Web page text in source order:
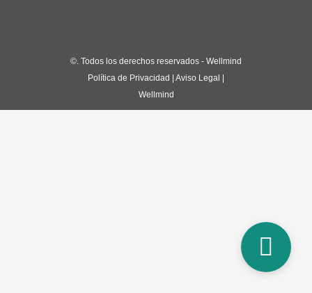
©. Todos los derechos reservados - Wellmind
Política de Privacidad
Aviso Legal
Wellmind